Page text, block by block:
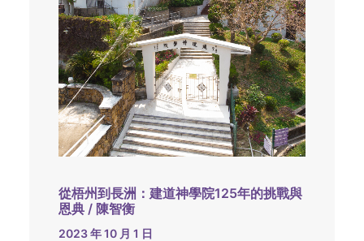
從梧州到長洲：建道神學院125年的挑戰與
恩典 / 陳智衡
2023 年 10 月 1 日